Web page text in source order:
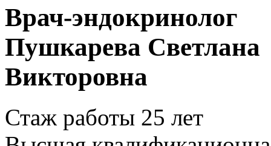
Врач-эндокринолог
Пушкарева Светлана
Викторовна
Стаж работы 25 лет